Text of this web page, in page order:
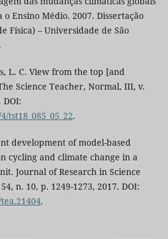
Ensino Médio. 2007. Dissertação
Física) – Universidade de São
L. C. View from the top [and
Science Teacher, Normal, III, v.
DOI:
tst18_085_05_22.
development of model-based
cycling and climate change in a
Journal of Research in Science
n. 10, p. 1249-1273, 2017. DOI:
.